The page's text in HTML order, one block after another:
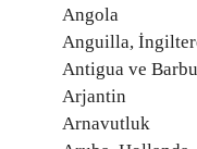
Angola
Anguilla,
Antigua ve
Arjantin
Arnavutluk